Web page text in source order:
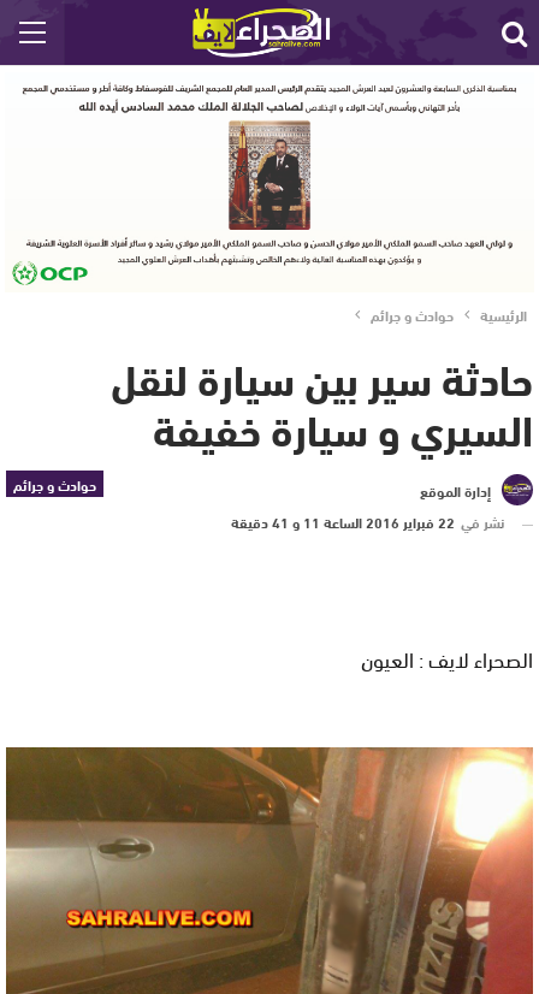
الرئيسية حوادث و جرائم
حادثة سير بين سيارة لنقل
السيري و سيارة خفيفة
حوادث و جرائم
إدارة الموقع
نشر في 22 فبراير 2016 الساعة 11 و 41 دقيقة
الصحراء لايف : العيون